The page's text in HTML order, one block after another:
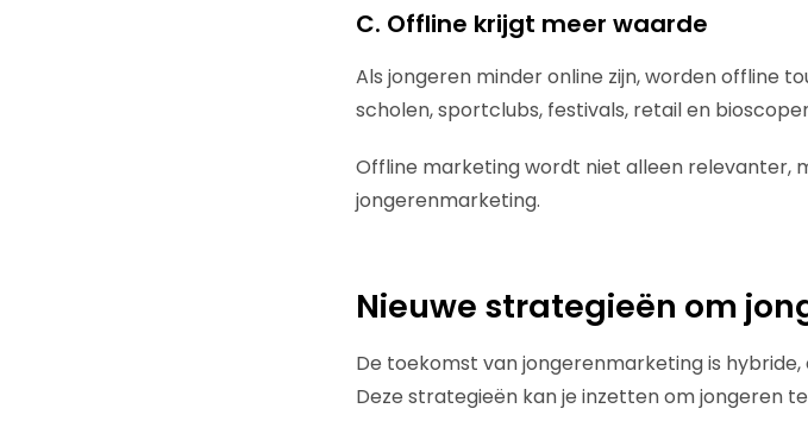
C. Offline krijgt meer waarde
Als jongeren minder online zijn, worden offline
scholen, sportclubs, festivals, retail en
Offline marketing wordt niet alleen relevanter,
jongerenmarketing.
Nieuwe strategieën om
De toekomst van jongerenmarketing is
Deze strategieën kan je inzetten om jongeren